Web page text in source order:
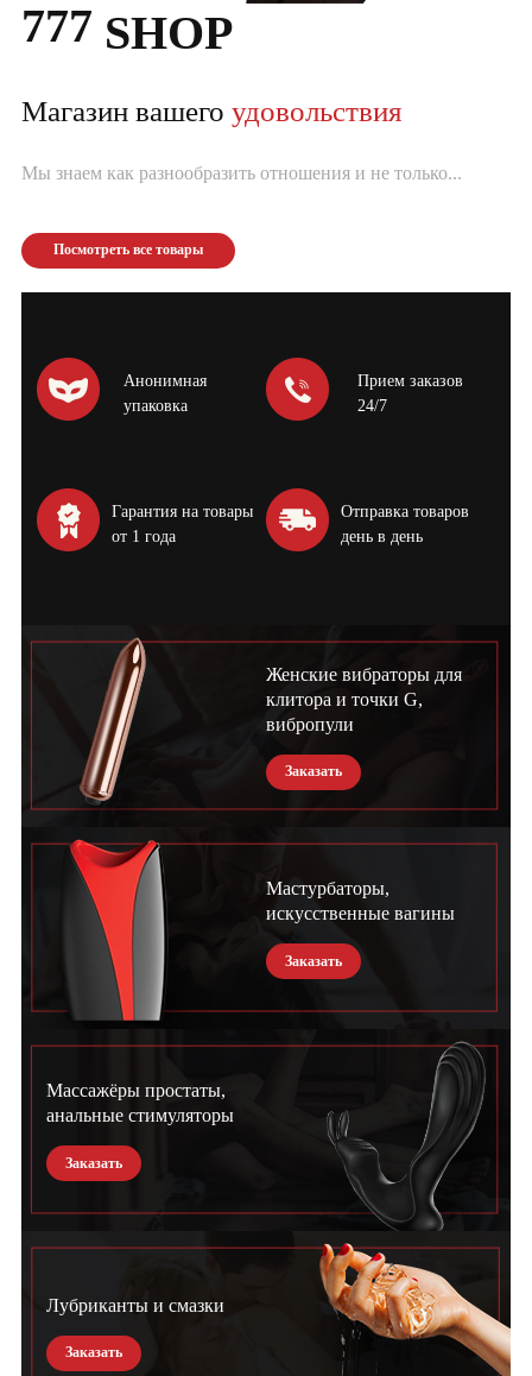
777 SHOP
Магазин вашего удовольствия
Мы знаем как разнообразить отношения и не только...
Посмотреть все товары
Анонимная
упаковка
Прием заказов
24/7
Гарантия на товары
от 1 года
Отправка товаров
день в день
Женские вибраторы для
клитора и точки G,
вибропули
Заказать
Мастурбаторы,
искусственные вагины
Заказать
Массажёры простаты,
анальные стимуляторы
Заказать
Лубриканты и смазки
Заказать